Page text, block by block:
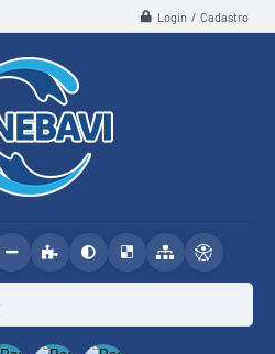
Login / Cadastro